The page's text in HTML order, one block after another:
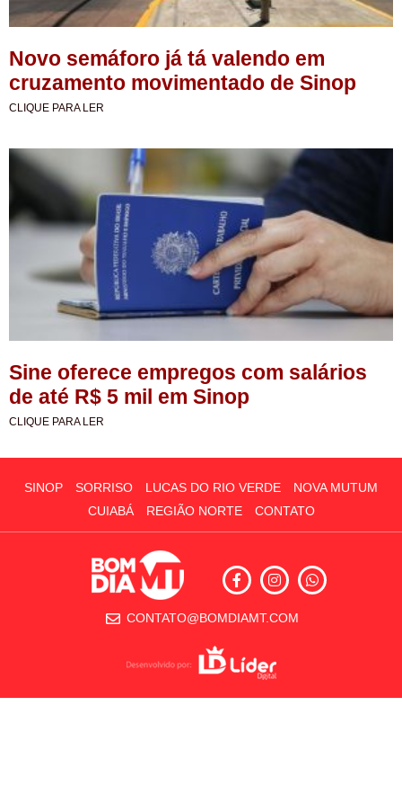
Novo semáforo já tá valendo em
cruzamento movimentado de Sinop
CLIQUE PARA LER
Sine oferece empregos com salários
de até R$ 5 mil em Sinop
CLIQUE PARA LER
SINOP SORRISO LUCAS DO RIO VERDE
NOVA MUTUM
CUIABÁ
REGIÃO NORTE CONTATO
CONTATO@BOMDIAMT.COM